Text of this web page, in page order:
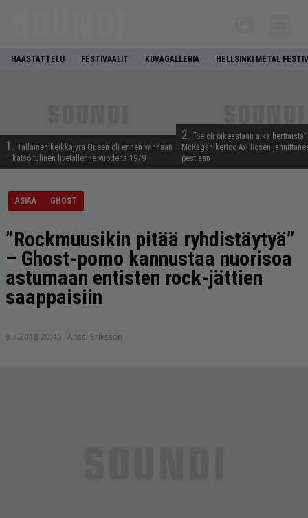
HAASTATTELU FESTIVAALIT KUVAGALLERIA HELLSINKI METAL
1. Tällainen keikkajyrä Queen oli ennen vanhaan
– katso tulinen livetallenne vuodelta 1979
2. ”Se oli oikeastaan aika
McKagan kertoo Axl Rosen
pestiään
ASIAA GHOST
”Rockmuusikin pitää ryhdistäytyä”
– Ghost-pomo kannustaa nuorisoa
astumaan entisten rock-jättien
saappaisiin
9.7.2018 20:45 Anssi Eriksson